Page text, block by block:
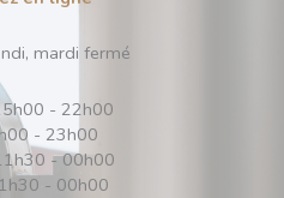
mardi fermé
- 22h00
- 23h00
- 00h00
- 00h00